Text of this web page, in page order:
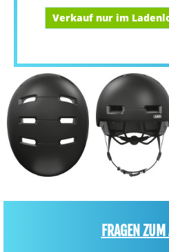
Verkauf nur im
FRAGEN